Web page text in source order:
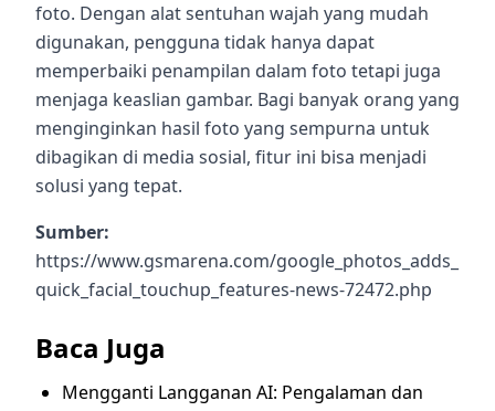
foto. Dengan alat sentuhan wajah yang mudah
digunakan, pengguna tidak hanya dapat
memperbaiki penampilan dalam foto tetapi juga
menjaga keaslian gambar. Bagi banyak orang yang
menginginkan hasil foto yang sempurna untuk
dibagikan di media sosial, fitur ini bisa menjadi
solusi yang tepat.
Sumber:
https://www.gsmarena.com/google_photos_adds_
quick_facial_touchup_features-news-72472.php
Baca Juga
Mengganti Langganan AI: Pengalaman dan